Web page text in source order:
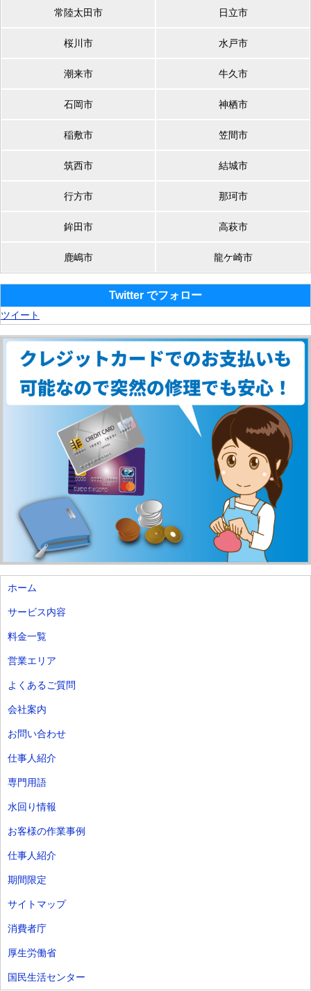
常陸太田市 日立市
桜川市 水戸市
潮来市 牛久市
石岡市 神栖市
稲敷市 笠間市
筑西市 結城市
行方市 那珂市
鉾田市 高萩市
鹿嶋市 龍ケ崎市
Twitter でフォロー
ツイート
ホーム
サービス内容
料金一覧
営業エリア
よくあるご質問
会社案内
お問い合わせ
仕事人紹介
専門用語
水回り情報
お客様の作業事例
仕事人紹介
期間限定
サイトマップ
消費者庁
厚生労働省
国民生活センター